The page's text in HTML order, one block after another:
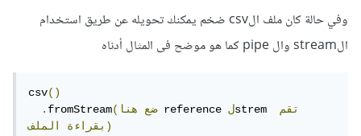
وفي حالة كان ملف الcsv ضخم يمكنك تحويله عن طريق استخدام
الstream وال pipe كما هو موضح فى المثال أدناه
csv()
.fromStream (ضع هنا reference لstrem
تقم
بقراءةالملف)